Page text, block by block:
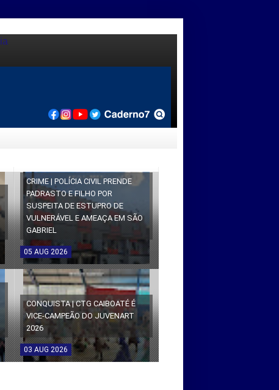
CRIME | POLÍCIA CIVIL PRENDE
PADRASTO E FILHO POR
SUSPEITA DE ESTUPRO DE
VULNERÁVEL E AMEAÇA EM SÃO
GABRIEL
05 AUG 2026
CONQUISTA | CTG CAIBOATÉ É
VICE-CAMPEÃO DO JUVENART
2026
03 AUG 2026